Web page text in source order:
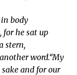
in body
for he sat up
stern,
word.“My
sake and for our